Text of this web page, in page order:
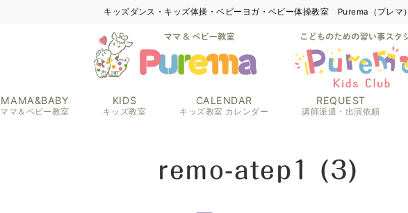
キッズダンス・キッズ体操・ベビーヨガ・ベビー体操教室 Purema（プレマ）
MAMA&BABY
ママ＆ベビー教室
KIDS
キッズ教室
CALENDAR
キッズ教室 カレンダー
REQUEST
講師派遣・出演依頼
remo-atep1 (3)